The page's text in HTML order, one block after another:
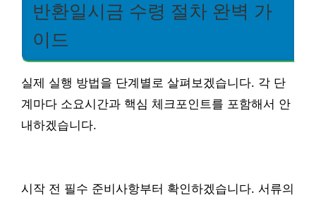
반환일시금 수령 절차 완벽 가
이드
실제 실행 방법을 단계별로 살펴보겠습니다. 각 단
계마다 소요시간과 핵심 체크포인트를 포함해서 안
내하겠습니다.
시작 전 필수 준비사항부터 확인하겠습니다. 서류의